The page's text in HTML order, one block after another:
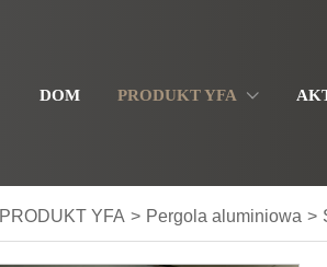
DOM PRODUKT YFA
PRODUKT YFA > Pergola aluminiowa >